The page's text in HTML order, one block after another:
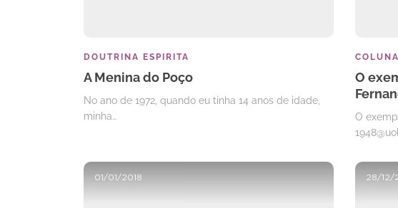
DOUTRINA ESPIRITA
A Menina do Poço
No ano de 1972, quando eu tinha 14 anos de idade,
minha…
O
O
01/01/2018 28/12/